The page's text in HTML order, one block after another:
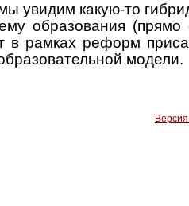
увидим какую-то
образования
в рамках реформ
модели.